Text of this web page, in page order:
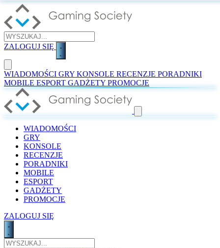
ZALOGUJ SIĘ
WIADOMOŚCI GRY KONSOLE RECENZJE PORADNIKI
MOBILE ESPORT GADŻETY PROMOCJE
WIADOMOŚCI
GRY
KONSOLE
RECENZJE
PORADNIKI
MOBILE
ESPORT
GADŻETY
PROMOCJE
ZALOGUJ SIĘ